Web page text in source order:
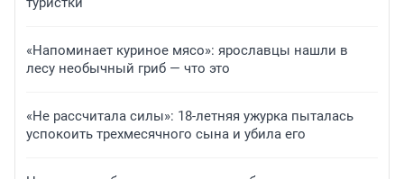
«Напоминает куриное мясо»: ярославцы нашли в
лесу необычный гриб — что это
«Не рассчитала силы»: 18-летняя ужурка пыталась
успокоить трехмесячного сына и убила его